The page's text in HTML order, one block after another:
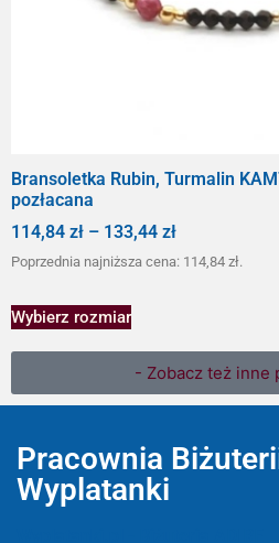
Bransoletka Rubin, Turmalin
pozłacana
114,84 zł – 133,44 zł
Poprzednia najniższa cena: 114,84 zł.
Wybierz rozmiar
- Zobacz też inne
Pracownia
Wyplatanki